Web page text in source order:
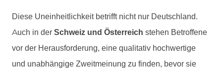
Diese Uneinheitlichkeit betrifft nicht nur Deutschland.
Auch in der Schweiz und Österreich stehen Betroffene
vor der Herausforderung, eine qualitativ hochwertige
und unabhängige Zweitmeinung zu finden, bevor sie